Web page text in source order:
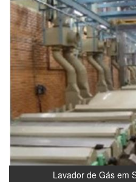
Lavador de Gás em